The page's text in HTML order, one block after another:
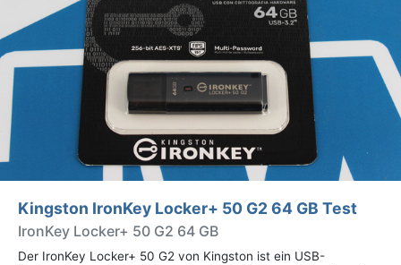
Kingston IronKey Locker+ 50 G2 64 GB Test
IronKey Locker+ 50 G2 64 GB
Der IronKey Locker+ 50 G2 von Kingston ist ein USB-